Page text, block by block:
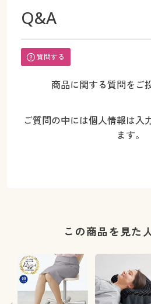
Q&A
質問する
商品に関する質問をご
ご質問の中には個人情報は入
ます。
この商品を見た